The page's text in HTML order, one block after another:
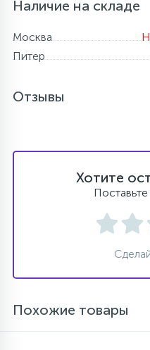
Наличие на складе
Москва
Питер
Отзывы
Хотите
Похожие товары